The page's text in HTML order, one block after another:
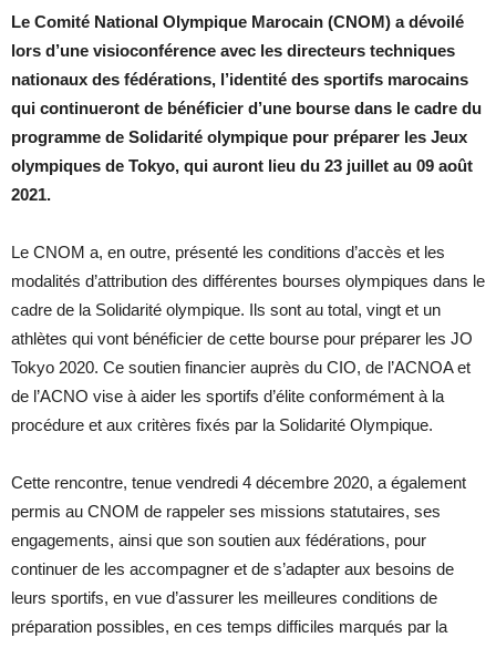
Le Comité National Olympique Marocain (CNOM) a dévoilé
lors d’une visioconférence avec les directeurs techniques
nationaux des fédérations, l’identité des sportifs marocains
qui continueront de bénéficier d’une bourse dans le cadre du
programme de Solidarité olympique pour préparer les Jeux
olympiques de Tokyo, qui auront lieu du 23 juillet au 09 août
2021.
Le CNOM a, en outre, présenté les conditions d’accès et les
modalités d’attribution des différentes bourses olympiques dans le
cadre de la Solidarité olympique. Ils sont au total, vingt et un
athlètes qui vont bénéficier de cette bourse pour préparer les JO
Tokyo 2020. Ce soutien financier auprès du CIO, de l’ACNOA et
de l’ACNO vise à aider les sportifs d’élite conformément à la
procédure et aux critères fixés par la Solidarité Olympique.
Cette rencontre, tenue vendredi 4 décembre 2020, a également
permis au CNOM de rappeler ses missions statutaires, ses
engagements, ainsi que son soutien aux fédérations, pour
continuer de les accompagner et de s’adapter aux besoins de
leurs sportifs, en vue d’assurer les meilleures conditions de
préparation possibles, en ces temps difficiles marqués par la